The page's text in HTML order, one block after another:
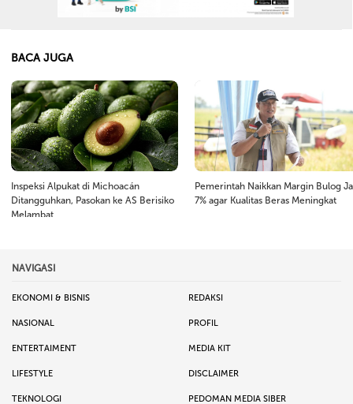
BACA JUGA
Inspeksi Alpukat di Michoacán
Ditangguhkan, Pasokan ke AS Berisiko
Melambat
Pemerintah Naikkan Margin Bulog
7% agar Kualitas Beras Meningkat
NAVIGASI
EKONOMI & BISNIS REDAKSI
NASIONAL PROFIL
ENTERTAIMENT MEDIA KIT
LIFESTYLE DISCLAIMER
TEKNOLOGI PEDOMAN MEDIA SIBER